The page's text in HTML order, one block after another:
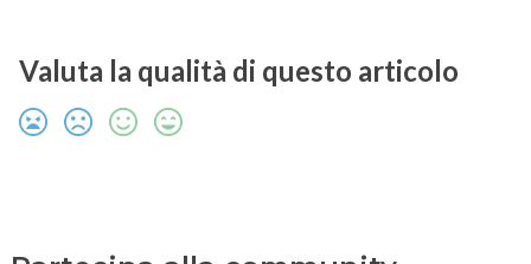
Valuta la qualità di questo articolo